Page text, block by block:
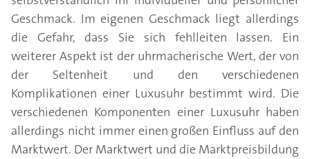
Geschmack. Im eigenen Geschmack liegt allerdings
die Gefahr, dass Sie sich fehlleiten lassen. Ein
weiterer Aspekt ist der uhrmacherische Wert, der von
der Seltenheit und den verschiedenen
Komplikationen einer Luxusuhr bestimmt wird. Die
verschiedenen Komponenten einer Luxusuhr haben
allerdings nicht immer einen großen Einfluss auf den
Marktwert. Der Marktwert und die Marktpreisbildung